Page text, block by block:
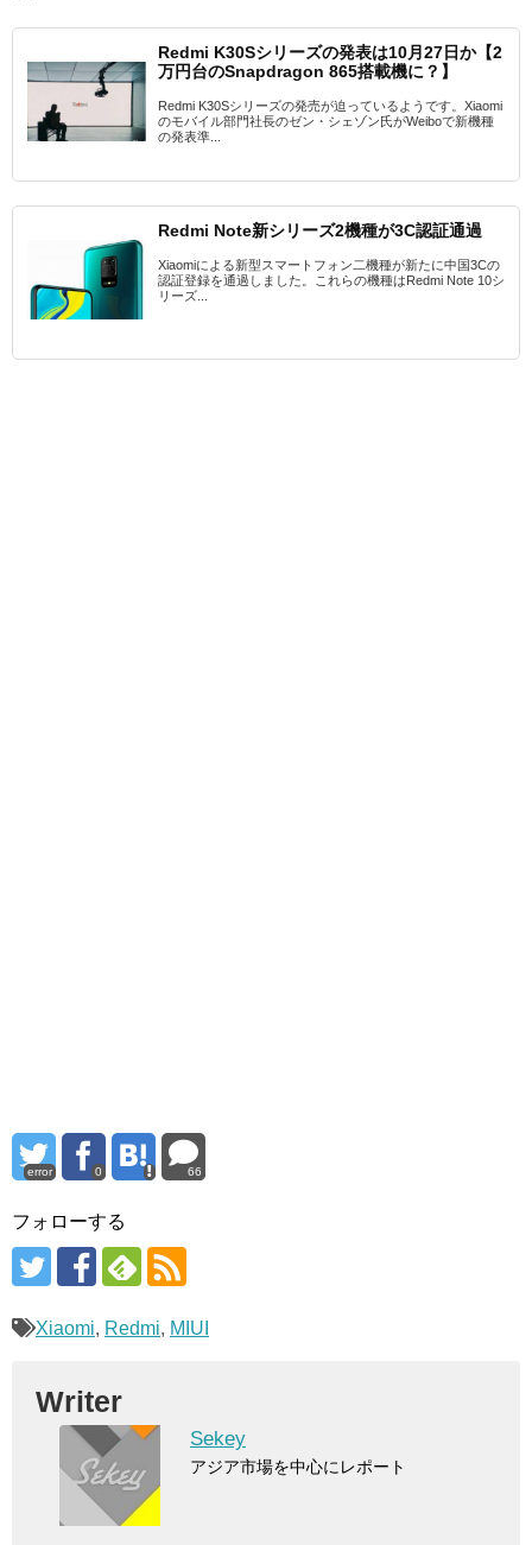
Redmi K30Sシリーズの発表は10月27日か【2
万円台のSnapdragon 865搭載機に？】
Redmi K30Sシリーズの発売が迫っているようです。Xiaomi
のモバイル部門社長のゼン・シェゾン氏がWeiboで新機種
の発表準...
Redmi Note新シリーズ2機種が3C認証通過
Xiaomiによる新型スマートフォン二機種が新たに中国3Cの
認証登録を通過しました。これらの機種はRedmi Note 10シ
リーズ...
error 0 66
フォローする
Xiaomi, Redmi, MIUI
Writer
Sekey
アジア市場を中心にレポート